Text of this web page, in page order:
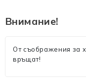
Внимание!
От съображения за
връщат!